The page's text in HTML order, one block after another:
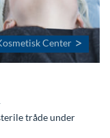
Center
tråde under